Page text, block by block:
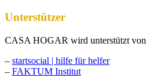
Unterstützer
CASA HOGAR wird unterstützt von
– startsocial | hilfe für helfer
– FAKTUM Institut